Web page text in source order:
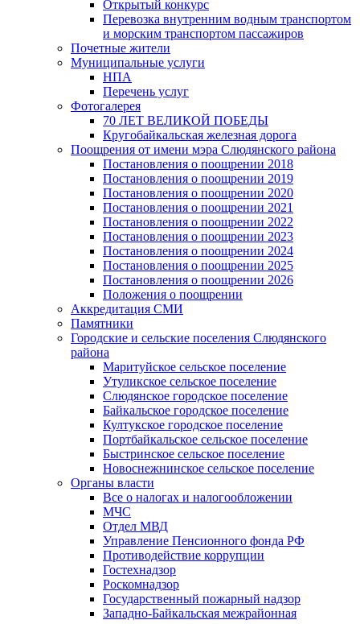
Открытый конкурс
Перевозка внутренним водным транспортом
и морским транспортом пассажиров
Почетные жители
Муниципальные услуги
НПА
Перечень услуг
Фотогалерея
70 ЛЕТ ВЕЛИКОЙ ПОБЕДЫ
Кругобайкальская железная дорога
Поощрения от имени мэра Слюдянского района
Постановления о поощрении 2018
Постановления о поощрении 2019
Постановления о поощрении 2020
Постановления о поощрении 2021
Постановления о поощрении 2022
Постановления о поощрении 2023
Постановления о поощрении 2024
Постановления о поощрении 2025
Постановления о поощрении 2026
Положения о поощрении
Аккредитация СМИ
Памятники
Городские и сельские поселения Слюдянского
района
Маритуйское сельское поселение
Утуликское сельское поселение
Слюдянское городское поселение
Байкальское городское поселение
Култукское городское поселение
Портбайкальское сельское поселение
Быстринское сельское поселение
Новоснежнинское сельское поселение
Органы власти
Все о налогах и налогообложении
МЧС
Отдел МВД
Управление Пенсионного фонда РФ
Противодействие коррупции
Гостехнадзор
Роскомнадзор
Государственный пожарный надзор
Западно-Байкальская межрайонная